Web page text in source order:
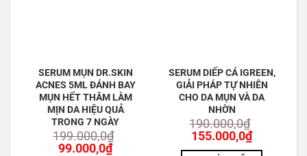
SERUM MỤN DR.SKIN
ACNES 5ML ĐÁNH BAY
MỤN HẾT THÂM LÀM
MỊN DA HIỆU QUẢ
TRONG 7 NGÀY
199.000,0₫
Giá
99.000,0₫Giá
SERUM DIẾP CÁ IGREEN,
GIẢI PHÁP TỰ NHIÊN
CHO DA MỤN VÀ DA
NHỜN
190.000,0₫
Giá
gốc
155.000,0₫Giá
hiện